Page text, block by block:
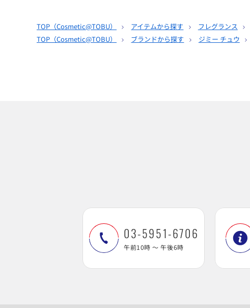
TOP（Cosmetic@TOBU） アイテムから探す フレグランス
TOP（Cosmetic@TOBU） ブランドから探す ジミー チュウ
03-5951-6706
午前10時 ～ 午後6時